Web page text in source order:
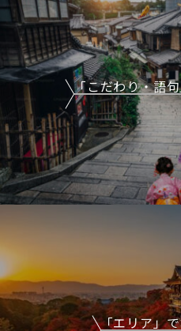
「こだわり・語
「エリア」